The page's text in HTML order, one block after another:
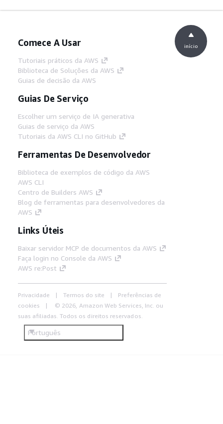
Comece A Usar
Tutoriais práticos da AWS
Biblioteca de Soluções da AWS
Guias de decisão da AWS
Guias De Serviço
Escolher um serviço de IA generativa
Guias de serviço da AWS
Tutoriais da AWS CLI no GitHub
Ferramentas De Desenvolvedor
Biblioteca de exemplos de código da AWS
AWS CLI
Centro de Builders AWS
Blog de ferramentas para desenvolvedores da
AWS
Links Úteis
Baixar servidor MCP de documentos da AWS
Faça login no Console da AWS
AWS re:Post
Privacidade Termos do site
Preferências de
cookies
© 2026, Amazon Web Services, Inc. ou
suas afiliadas. Todos os direitos reservados.
Português
início